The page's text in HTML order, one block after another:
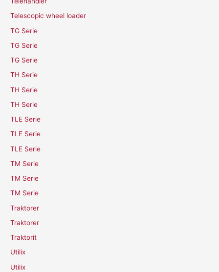
Telescopic wheel loader
TG Serie
TG Serie
TG Serie
TH Serie
TH Serie
TH Serie
TLE Serie
TLE Serie
TLE Serie
TM Serie
TM Serie
TM Serie
Traktorer
Traktorer
Traktorit
Utilix
Utilix